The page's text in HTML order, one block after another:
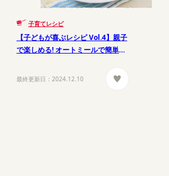
子育てレシピ
【子どもが喜ぶレシピ Vol.4】親子
で楽しめる! オートミールで簡単ご
最終更新日： 2024.12.10